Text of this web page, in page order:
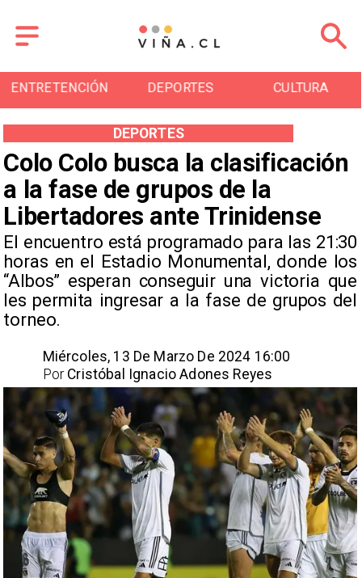
ENTRETENCIÓN DEPORTES CULTURA
Colo Colo busca la clasificación
a la fase de grupos de la
Libertadores ante Trinidense
​El encuentro está programado para las 21:30
horas en el Estadio Monumental, donde los
“Albos” esperan conseguir una victoria que
les permita ingresar a la fase de grupos del
torneo.
DEPORTES
Miércoles, 13 De Marzo De 2024 16:00
Cristóbal Ignacio Adones Reyes
Por